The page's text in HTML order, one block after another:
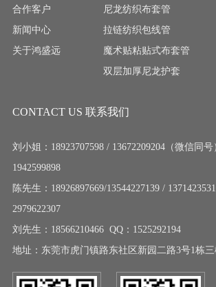
合作客户
新闻中心
关于鸿盛远
尼龙纺织布套管
拉链纺织包线管
魔术贴粘贴式布套管
双层加厚尼龙护套
CONTACT US 联系我们
刘小姐：18923707598 / 13672209204（微信同号
1942599898
陈先生：18926897669/13544227139 /
2979622307
刘先生：18566210466 QQ：1525292194
地址：东莞市虎门镇路东社区新园二路3号1栋